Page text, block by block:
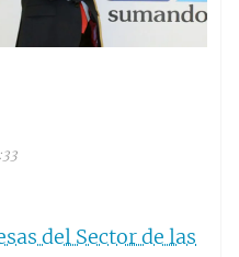
del Sector de las